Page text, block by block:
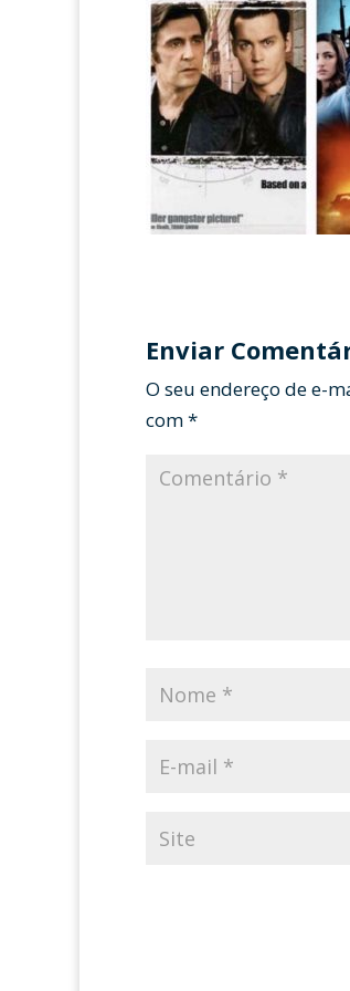
Enviar
O seu endereço de e-
com*